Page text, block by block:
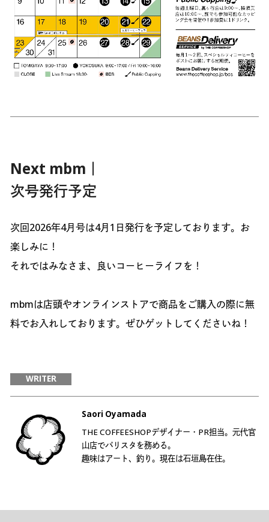
Next mbm｜
次号発行予定
次回2026年4月号は4月1日発行を予定しております。お
楽しみに！
それではみなさま、良いコーヒーライフを！
mbmは店頭やオンラインストアで商品をご購入の際に無
料でお入れしております。ぜひゲットしてくださいね！
WRITER
Saori Oyamada
THE COFFEESHOPデザイナー・PR担当。元代官
山店でバリスタを務める。
趣味はアート、釣り。現在は石垣島在住。